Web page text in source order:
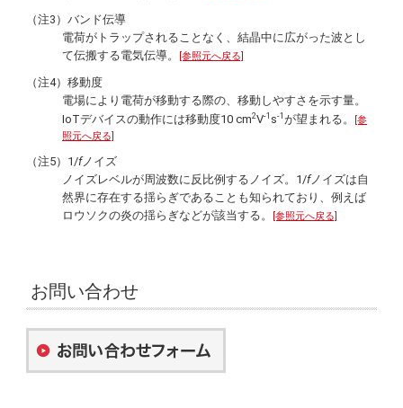
（注3）バンド伝導
電荷がトラップされることなく、結晶中に広がった波とし
て伝搬する電気伝導。
[参照元へ戻る]
（注4）移動度
電場により電荷が移動する際の、移動しやすさを示す量。
IoTデバイスの動作には移動度10 cm2V-1 s-1 が望まれる。
[参
照元へ戻る]
（注5）1/fノイズ
ノイズレベルが周波数に反比例するノイズ。1/fノイズは自
然界に存在する揺らぎであることも知られており、例えば
ロウソクの炎の揺らぎなどが該当する。
[参照元へ戻る]
お問い合わせ